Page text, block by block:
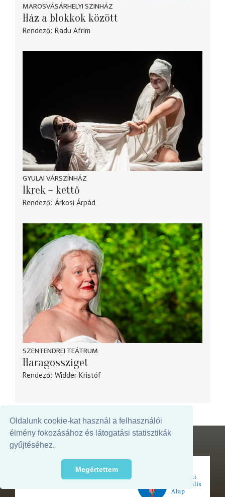
Oldalunk cookie-kat használ a felhasználói
élmény fokozásához és látogatási statisztikák
gyűjtéséhez.
Megértettem
MAROSVÁSÁRHELYI SZINHÁZ
Ház a blokkok között
Rendező Radu Afrim
GYULAI VÁRSZÍNHÁZ
Ikrek – kettő
Rendező Árkosi Árpád
SZENTENDREI TEÁTRUM
Haragossziget
Rendező Widder Kristóf